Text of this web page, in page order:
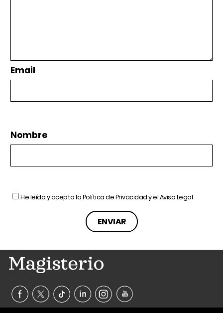
Email
Nombre
He leído y acepto laPolítica de Privacidady elAviso Legal